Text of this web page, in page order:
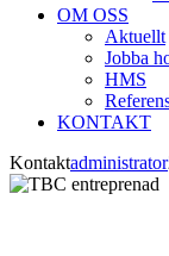
OM OSS
Aktuellt
Jobba
HMS
KONTAKT
Kontaktadministrator